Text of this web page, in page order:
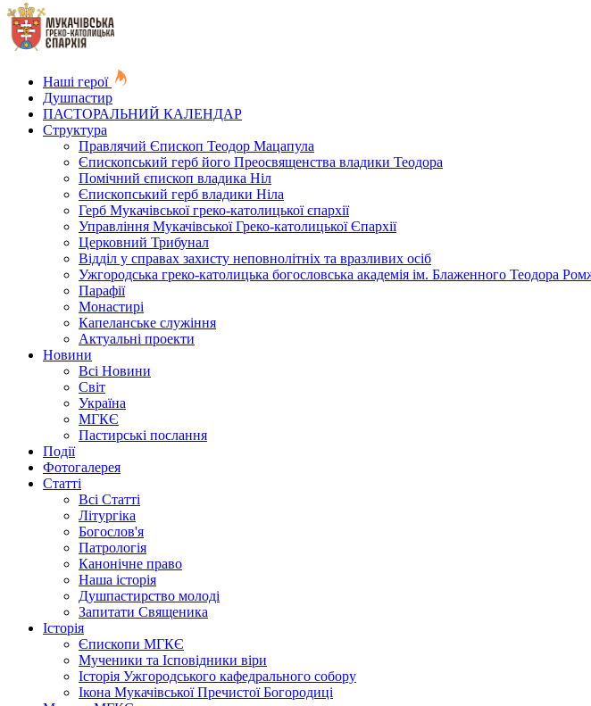
Наші герої
Душпастир
ПАСТОРАЛЬНИЙ КАЛЕНДАР
Структура
Правлячий Єпископ Теодор Мацапула
Єпископський герб його Преосвященства владики Теодора
Помічний єпископ владика Ніл
Єпископський герб владики Ніла
Герб Мукачівської греко-католицької єпархії
Управління Мукачівської Греко-католицької Єпархії
Церковний Трибунал
Відділ у справах захисту неповнолітніх та вразливих осіб
Ужгородська греко-католицька богословська академія ім. Блаженного Теодора
Парафії
Монастирі
Капеланське служіння
Актуальні проекти
Новини
Всі Новини
Світ
Україна
МГКЄ
Пастирські послання
Події
Фотогалерея
Статті
Всі Статті
Літургіка
Богослов'я
Патрологія
Канонічне право
Наша історія
Душпастирство молоді
Запитати Священика
Історія
Єпископи МГКЄ
Мученики та Ісповідники віри
Історія Ужгородського кафедрального собору
Ікона Мукачівської Пречистої Богородиці